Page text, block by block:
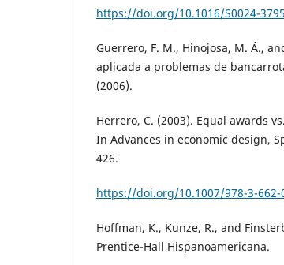
https://doi.org/10.1016/S0024-
Guerrero, F. M., Hinojosa, M. Á.,
aplicada a problemas de
(2006).
Herrero, C. (2003). Equal awards
In Advances in economic design,
426.
https://doi.org/10.1007/978-3-662-
Hoffman, K., Kunze, R., and
Prentice-Hall Hispanoamericana.